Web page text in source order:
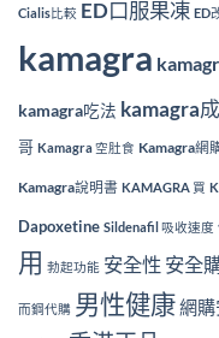
Cialis比較 ED口服果凍 ED
kamagra
kamagra吃法 kamagra
哥 Kamagra 空肚食 Kamagra網
Kamagra說明書 KAMAGRA 買
Dapoxetine Sildenafil 吸收速度
用 勃起功能 安全性 安全
而鋼代購 男性健康網